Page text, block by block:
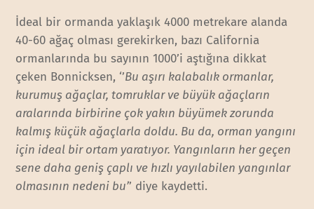
İdeal bir ormanda yaklaşık 4000 metrekare alanda
40-60 ağaç olması gerekirken, bazı California
ormanlarında bu sayının 1000’i aştığına dikkat
çeken Bonnicksen, ‘’Bu aşırı kalabalık ormanlar,
kurumuş ağaçlar, tomruklar ve büyük ağaçların
aralarında birbirine çok yakın büyümek zorunda
kalmış küçük ağaçlarla doldu. Bu da, orman yangını
için ideal bir ortam yaratıyor. Yangınların her geçen
sene daha geniş çaplı ve hızlı yayılabilen yangınlar
olmasının nedeni bu’’ diye kaydetti.